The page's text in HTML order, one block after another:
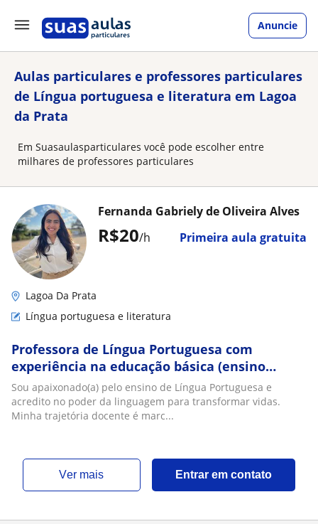
Anuncie
Aulas particulares e professores particulares
de Língua portuguesa e literatura em Lagoa
da Prata
Em Suasaulasparticulares você pode escolher entre
milhares de professores particulares
R$20/h Primeira aula gratuita
Fernanda Gabriely de Oliveira Alves
Lagoa Da Prata
Língua portuguesa e literatura
Professora de Língua Portuguesa com
experiência na educação básica (ensino
médio e ensino fundamental II)
Sou apaixonado(a) pelo ensino de Língua Portuguesa e
acredito no poder da linguagem para transformar vidas.
Minha trajetória docente é marc...
ver mais Entrar em contato